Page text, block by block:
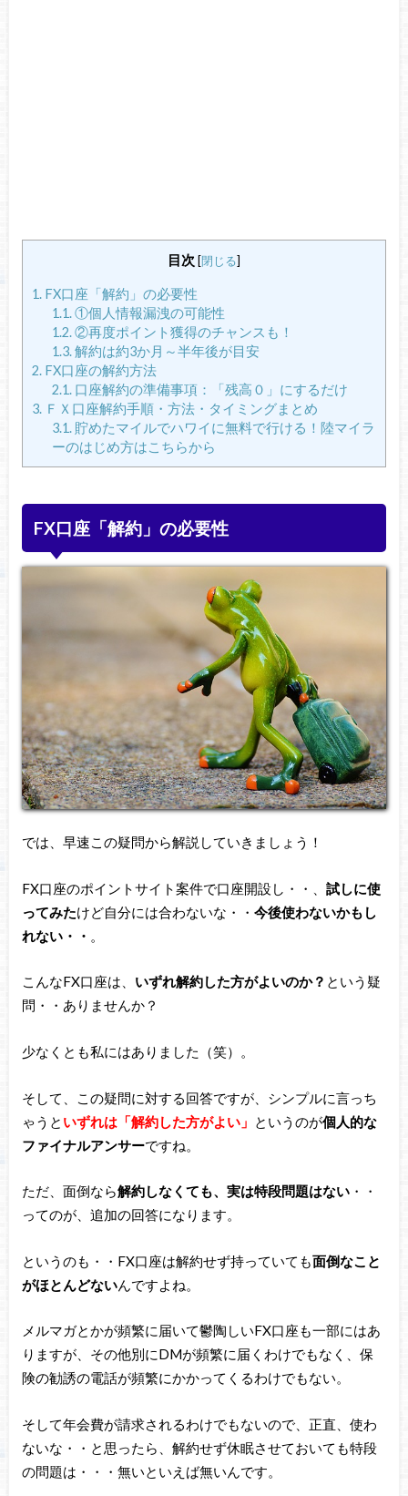
目次 [閉じる]
1.FX口座「解約」の必要性
1.1.①個人情報漏洩の可能性
1.2.②再度ポイント獲得のチャンスも！
1.3.解約は約3か月～半年後が目安
2.FX口座の解約方法
2.1.口座解約の準備事項：「残高０」にするだけ
3.ＦＸ口座解約手順・方法・タイミングまとめ
3.1.貯めたマイルでハワイに無料で行ける！陸マイラ
ーのはじめ方はこちらから
FX口座「解約」の必要性
では、早速この疑問から解説していきましょう！
FX口座のポイントサイト案件で口座開設し・・、 試しに使
ってみたけど自分には合わないな・・ 今後使わないかもし
れない・・ 。
こんなFX口座は、 いずれ解約した方がよいのか？ という疑
問・・ありませんか？
少なくとも私にはありました（笑）。
そして、この疑問に対する回答ですが、シンプルに言っち
ゃうと いずれは「解約した方がよい」 というのが個人的な
ファイナルアンサーですね。
ただ、面倒なら解約しなくても、実は特段問題はない・・
ってのが、追加の回答になります。
というのも・・FX口座は解約せず持っていても面倒なこと
がほとんどないんですよね。
メルマガとかが頻繁に届いて鬱陶しいFX口座も一部にはあ
りますが、その他別にDMが頻繁に届くわけでもなく、保
険の勧誘の電話が頻繁にかかってくるわけでもない。
そして年会費が請求されるわけでもないので、正直、使わ
ないな・・と思ったら、解約せず休眠させておいても特段
の問題は・・・無いといえば無いんです。